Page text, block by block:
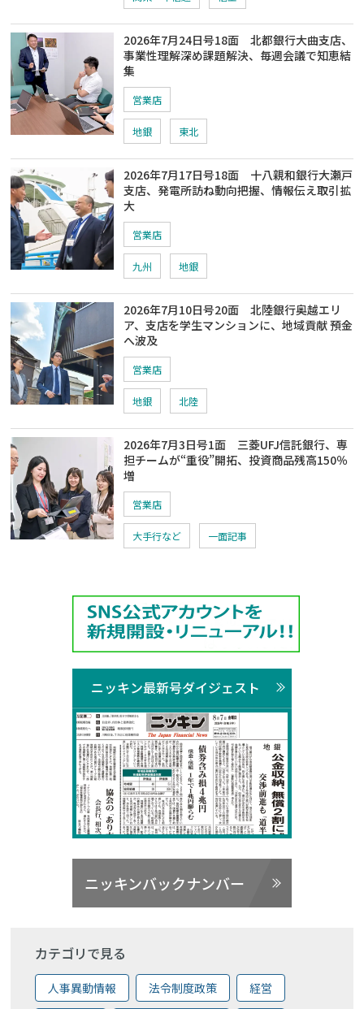
2026年7月24日号18面 北都銀行大曲支店、
事業性理解深め課題解決、毎週会議で知恵結
集
営業店
地銀 東北
2026年7月17日号18面 十八親和銀行大瀬戸
支店、発電所訪ね動向把握、情報伝え取引拡
大
営業店
九州 地銀
2026年7月10日号20面 北陸銀行奥越エリ
ア、支店を学生マンションに、地域貢献 預金
へ波及
営業店
地銀 北陸
2026年7月3日号1面 三菱UFJ信託銀行、専
担チームが“重役”開拓、投資商品残高150％
増
営業店
大手行など 一面記事
ニッキン最新号ダイジェスト
ニッキンバックナンバー
カテゴリで見る
人事異動情報 法令制度政策 経営